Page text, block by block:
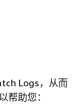
Logs，从而
帮助您：